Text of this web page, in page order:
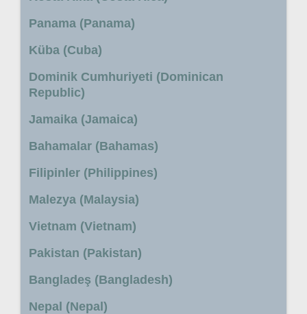
Panama (Panama)
Küba (Cuba)
Dominik Cumhuriyeti (Dominican
Republic)
Jamaika (Jamaica)
Bahamalar (Bahamas)
Filipinler (Philippines)
Malezya (Malaysia)
Vietnam (Vietnam)
Pakistan (Pakistan)
Bangladeş (Bangladesh)
Nepal (Nepal)